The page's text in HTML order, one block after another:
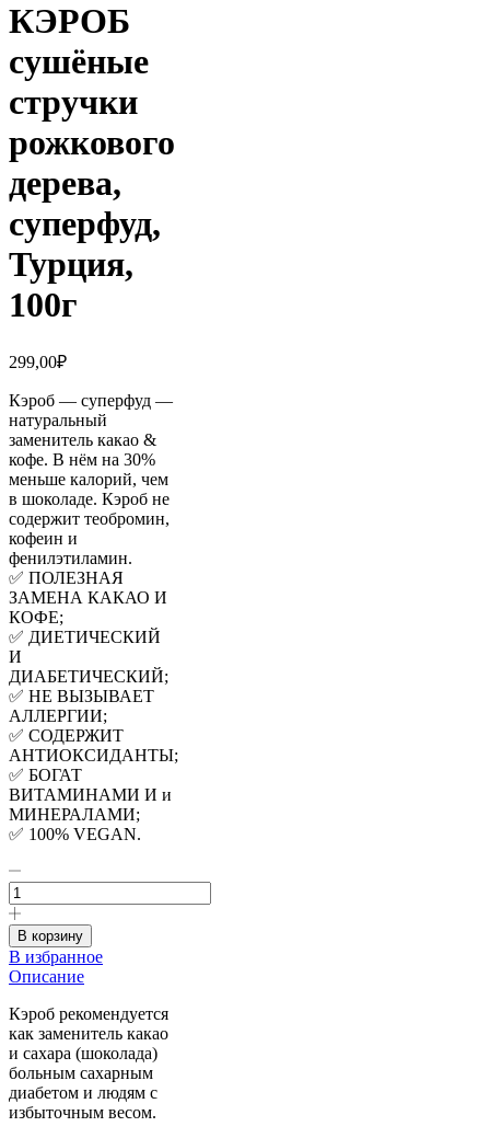
КЭРОБ
сушёные
стручки
рожкового
дерева,
суперфуд,
Турция,
100г
299,00₽
Кэроб — суперфуд —
натуральный
заменитель какао &
кофе. В нём на 30%
меньше калорий, чем
в шоколаде. Кэроб не
содержит теобромин,
кофеин и
фенилэтиламин.
✅ ПОЛЕЗНАЯ
ЗАМЕНА КАКАО И
КОФЕ;
✅ ДИЕТИЧЕСКИЙ
И
ДИАБЕТИЧЕСКИЙ;
✅ НЕ ВЫЗЫВАЕТ
АЛЛЕРГИИ;
✅ СОДЕРЖИТ
АНТИОКСИДАНТЫ;
✅ БОГАТ
ВИТАМИНАМИ И и
МИНЕРАЛАМИ;
✅ 100% VEGAN.
Количество
КЭРОБ
сушёные
стручки
рожкового
дерева,
суперфуд,
Турция,
100г
В корзину
В избранное
Описание
Кэроб рекомендуется
как заменитель какао
и сахара (шоколада)
больным сахарным
диабетом и людям с
избыточным весом.